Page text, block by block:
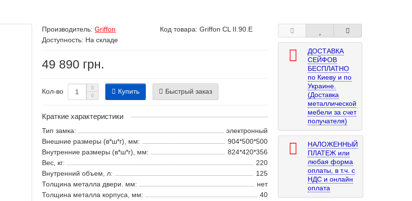
Производитель:Griffon Код товара: Griffon CL II.90.Е
Доступность: На складе
49 890 грн.
Кол-во Купить Быстрый заказ
Краткие характеристики
Тип замка:
электронный
Внешние размеры (в*ш*г), мм:
904*500*500
Внутренние размеры (в*ш*г), мм:
824*420*356
Вес, кг:
220
Внутренний объем, л:
125
Толщина металла двери. мм:
нет
Толщина металла корпуса, мм:
40
ДОСТАВКА
СЕЙФОВ
БЕСПЛАТНО
по Киеву и по
Украине.
(Доставка
металлической
мебели за счет
получателя)
НАЛОЖЕННЫЙ
ПЛАТЕЖ или
любая форма
оплаты, в т.ч. с
НДС и онлайн
оплата